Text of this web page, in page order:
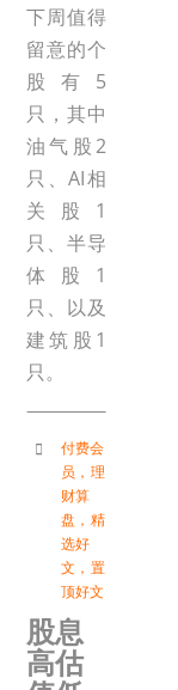
下周值得
留意的个
股有5
只，其中
油气股2
只、AI相
关股1
只、半导
体股1
只、以及
建筑股1
只。
付费会
员 ， 理
财算
盘 ， 精
选好
文 ， 置
顶好文
股息
高估